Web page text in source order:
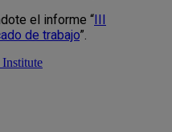
el informe “III
de trabajo”.
Institute